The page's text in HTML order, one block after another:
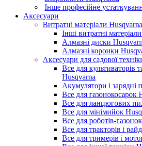
Інше професійне
Аксесуари
Витратні матеріали Husqvarna
Інші витратні
Алмазні диски
Алмазні коронки
Аксесуари для садової
Все для культиваторів
Husqvarna
Акумулятори і зарядні
Все для газонокосарок
Все для ланцюгових
Все для мінімийок
Все для роботів-
Все для тракторів і
Все для тримерів і